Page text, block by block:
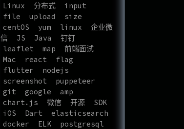
Linux
分布式
input
file
upload
size
centOS
yum linux
企业微
信
JS Java
钉钉
leaflet
map
前端面试
Mac
react
flag
flutter
nodejs
screenshot
puppeteer
git
google
amp
chart.js
微信 开源
SDK
iOS
Dart
elasticsearch
docker
ELK
postgresql